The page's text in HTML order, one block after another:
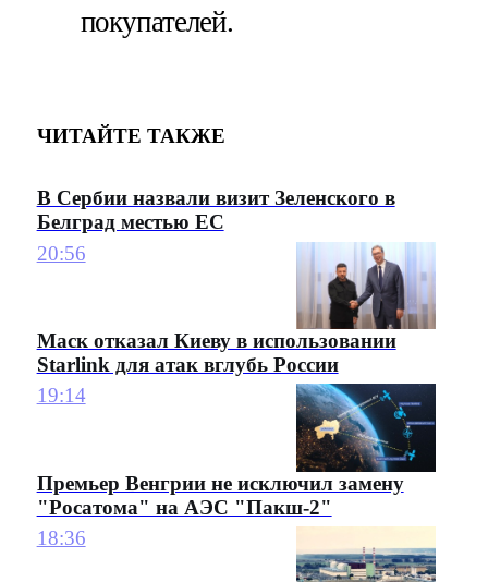
покупателей.
ЧИТАЙТЕ ТАКЖЕ
В Сербии назвали визит Зеленского в
Белград местью ЕС
20:56
Маск отказал Киеву в использовании
Starlink для атак вглубь России
19:14
Премьер Венгрии не исключил замену
"Росатома" на АЭС "Пакш-2"
18:36